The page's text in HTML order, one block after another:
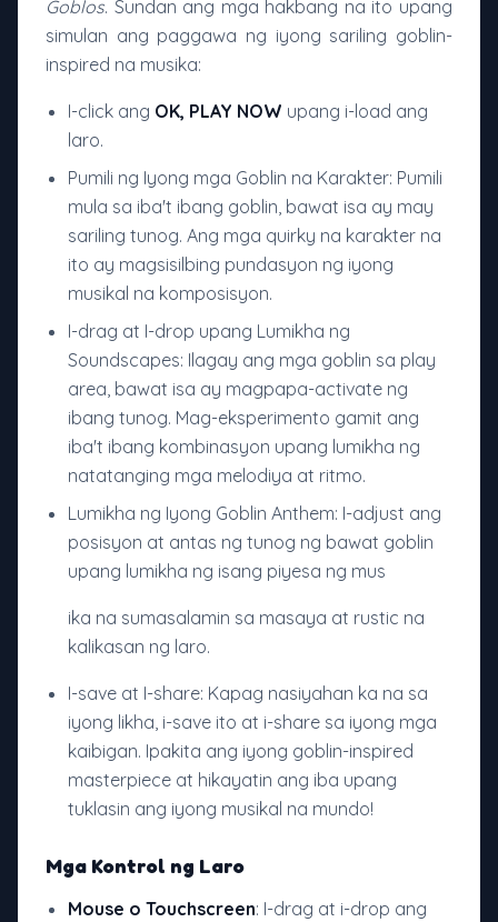
Goblos. Sundan ang mga hakbang na ito upang
simulan ang paggawa ng iyong sariling goblin-
inspired na musika:
I-click ang OK, PLAY NOW upang i-load ang
laro.
Pumili ng Iyong mga Goblin na Karakter: Pumili
mula sa iba't ibang goblin, bawat isa ay may
sariling tunog. Ang mga quirky na karakter na
ito ay magsisilbing pundasyon ng iyong
musikal na komposisyon.
I-drag at I-drop upang Lumikha ng
Soundscapes: Ilagay ang mga goblin sa play
area, bawat isa ay magpapa-activate ng
ibang tunog. Mag-eksperimento gamit ang
iba't ibang kombinasyon upang lumikha ng
natatanging mga melodiya at ritmo.
Lumikha ng Iyong Goblin Anthem: I-adjust ang
posisyon at antas ng tunog ng bawat goblin
upang lumikha ng isang piyesa ng mus
ika na sumasalamin sa masaya at rustic na
kalikasan ng laro.
I-save at I-share: Kapag nasiyahan ka na sa
iyong likha, i-save ito at i-share sa iyong mga
kaibigan. Ipakita ang iyong goblin-inspired
masterpiece at hikayatin ang iba upang
tuklasin ang iyong musikal na mundo!
Mga Kontrol ng Laro
Mouse o Touchscreen: I-drag at i-drop ang